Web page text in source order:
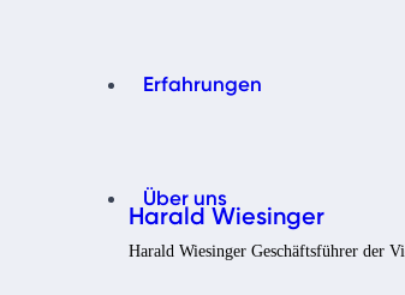
Erfahrungen
Über uns
Harald Wiesinger
Harald Wiesinger Geschäftsführer der